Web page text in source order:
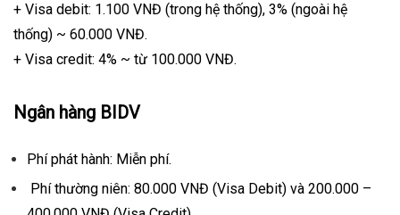
+ Visa debit: 1.100 VNĐ (trong hệ thống), 3% (ngoài hệ
thống) ~ 60.000 VNĐ.
+ Visa credit: 4% ~ từ 100.000 VNĐ.
Ngân hàng BIDV
Phí phát hành: Miễn phí.
Phí thường niên: 80.000 VNĐ (Visa Debit) và 200.000 –